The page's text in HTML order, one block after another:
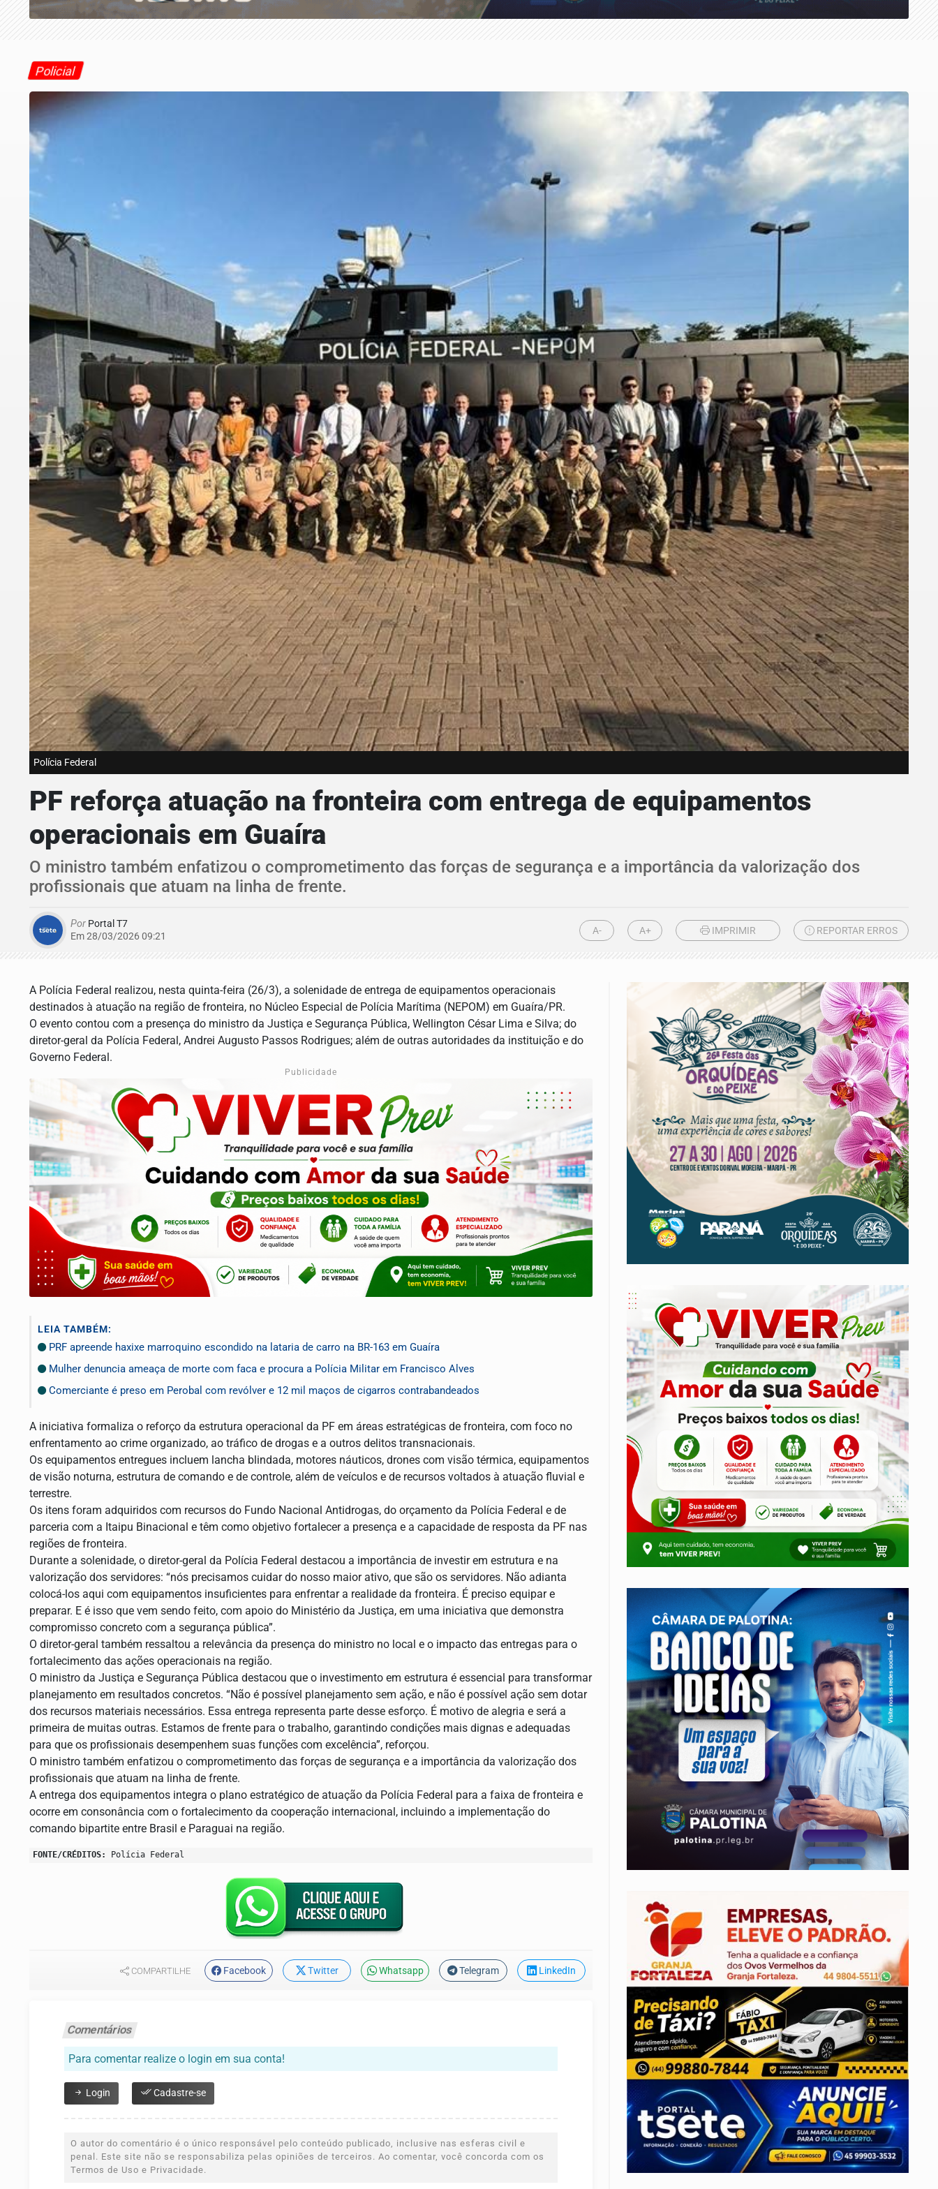
Policial
Polícia Federal
PF reforça atuação na fronteira com entrega de equipamentos
operacionais em Guaíra
O ministro também enfatizou o comprometimento das forças de segurança e a importância da valorização dos
profissionais que atuam na linha de frente.
Por Portal T7
Em 28/03/2026 09:21
A- A+ IMPRIMIR REPORTAR ERROS
A Polícia Federal realizou, nesta quinta-feira (26/3), a solenidade de entrega de equipamentos operacionais
destinados à atuação na região de fronteira, no Núcleo Especial de Polícia Marítima (NEPOM) em Guaíra/PR.
O evento contou com a presença do ministro da Justiça e Segurança Pública, Wellington César Lima e Silva; do
diretor-geral da Polícia Federal, Andrei Augusto Passos Rodrigues; além de outras autoridades da instituição e do
Governo Federal.
Publicidade
LEIA TAMBÉM:
PRF apreende haxixe marroquino escondido na lataria de carro na BR-163 em Guaíra
Mulher denuncia ameaça de morte com faca e procura a Polícia Militar em Francisco Alves
Comerciante é preso em Perobal com revólver e 12 mil maços de cigarros contrabandeados
A iniciativa formaliza o reforço da estrutura operacional da PF em áreas estratégicas de fronteira, com foco no
enfrentamento ao crime organizado, ao tráfico de drogas e a outros delitos transnacionais.
Os equipamentos entregues incluem lancha blindada, motores náuticos, drones com visão térmica, equipamentos
de visão noturna, estrutura de comando e de controle, além de veículos e de recursos voltados à atuação fluvial e
terrestre.
Os itens foram adquiridos com recursos do Fundo Nacional Antidrogas, do orçamento da Polícia Federal e de
parceria com a Itaipu Binacional e têm como objetivo fortalecer a presença e a capacidade de resposta da PF nas
regiões de fronteira.
Durante a solenidade, o diretor-geral da Polícia Federal destacou a importância de investir em estrutura e na
valorização dos servidores: “nós precisamos cuidar do nosso maior ativo, que são os servidores. Não adianta
colocá-los aqui com equipamentos insuficientes para enfrentar a realidade da fronteira. É preciso equipar e
preparar. E é isso que vem sendo feito, com apoio do Ministério da Justiça, em uma iniciativa que demonstra
compromisso concreto com a segurança pública”.
O diretor-geral também ressaltou a relevância da presença do ministro no local e o impacto das entregas para o
fortalecimento das ações operacionais na região.
O ministro da Justiça e Segurança Pública destacou que o investimento em estrutura é essencial para transformar
planejamento em resultados concretos. “Não é possível planejamento sem ação, e não é possível ação sem dotar
dos recursos materiais necessários. Essa entrega representa parte desse esforço. É motivo de alegria e será a
primeira de muitas outras. Estamos de frente para o trabalho, garantindo condições mais dignas e adequadas
para que os profissionais desempenhem suas funções com excelência”, reforçou.
O ministro também enfatizou o comprometimento das forças de segurança e a importância da valorização dos
profissionais que atuam na linha de frente.
A entrega dos equipamentos integra o plano estratégico de atuação da Polícia Federal para a faixa de fronteira e
ocorre em consonância com o fortalecimento da cooperação internacional, incluindo a implementação do
comando bipartite entre Brasil e Paraguai na região.
FONTE/CRÉDITOS: Polícia Federal
COMPARTILHE Facebook Twitter Whatsapp Telegram LinkedIn
Comentários
Para comentar realize o login em sua conta!
Login Cadastre-se
O autor do comentário é o único responsável pelo conteúdo publicado, inclusive nas esferas civil e
penal. Este site não se responsabiliza pelas opiniões de terceiros. Ao comentar, você concorda com os
Termos de Uso e Privacidade.